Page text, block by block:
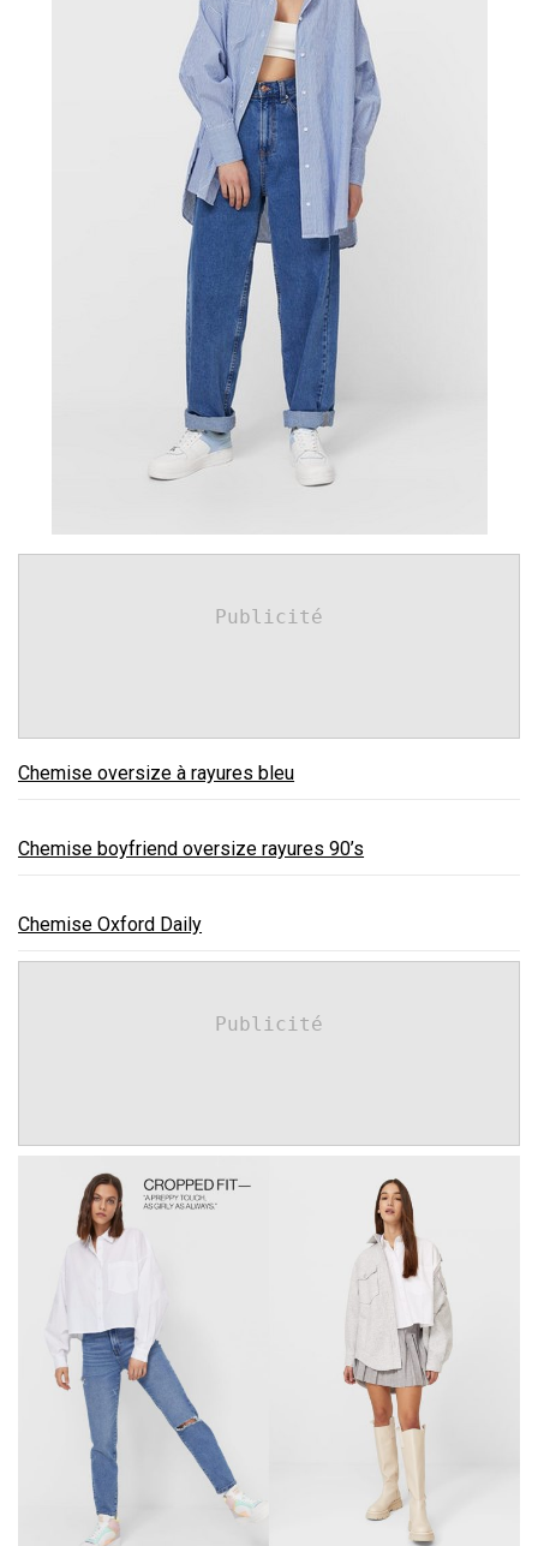
Publicité
Chemise oversize à rayures bleu
Chemise boyfriend oversize rayures 90’s
Chemise Oxford Daily
Publicité